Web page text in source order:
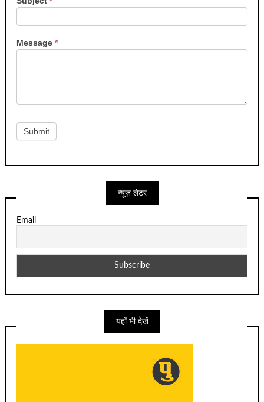
Message*
Submit
न्यूज़ लेटर
Email
यहाँ भी देखें